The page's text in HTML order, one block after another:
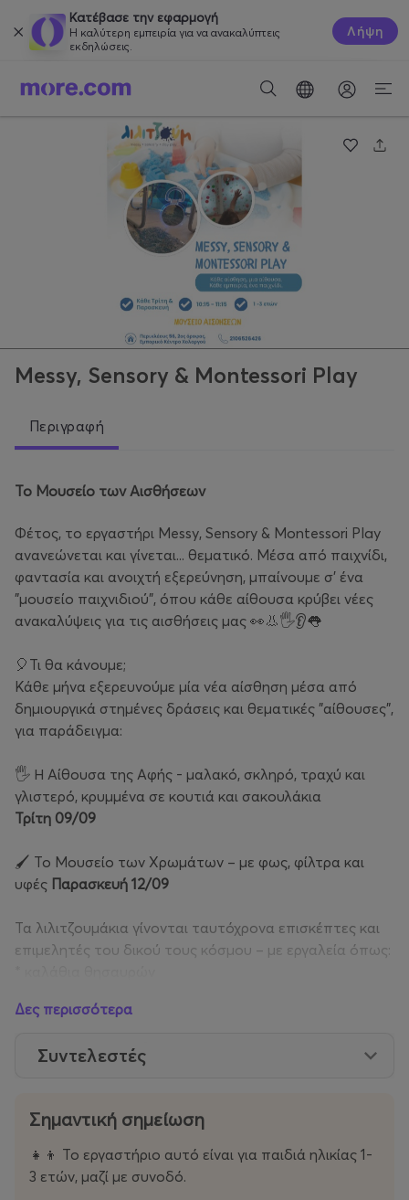
Κατέβασε την εφαρμογή
Η καλύτερη εμπειρία για να ανακαλύπτεις
εκδηλώσεις.
Λήψη
Messy, Sensory & Montessori Play
Περιγραφή
Το Μουσείο των Αισθήσεων
Φέτος, το εργαστήρι Messy, Sensory & Montessori Play
ανανεώνεται και γίνεται... θεματικό. Μέσα από παιχνίδι,
φαντασία και ανοιχτή εξερεύνηση, μπαίνουμε σ’ ένα
"μουσείο παιχνιδιού", όπου κάθε αίθουσα κρύβει νέες
ανακαλύψεις για τις αισθήσεις μας 👀👃🖐👂👅
🎈Τι θα κάνουμε;
Κάθε μήνα εξερευνούμε μία νέα αίσθηση μέσα από
δημιουργικά στημένες δράσεις και θεματικές "αίθουσες",
για παράδειγμα:
🖐 Η Αίθουσα της Αφής - μαλακό, σκληρό, τραχύ και
γλιστερό, κρυμμένα σε κουτιά και σακουλάκια
Τρίτη 09/09
🖌 Το Μουσείο των Χρωμάτων – με φως, φίλτρα και
υφές Παρασκευή 12/09
Τα λιλιτζουμάκια γίνονται ταυτόχρονα επισκέπτες και
επιμελητές του δικού τους κόσμου – με εργαλεία όπως:
* φυσικά & μοντεσσοριανά υλικά
* και φυσικά... χώμα, άμμος, πλαστελίνες, ρύζι, νερό και
Οι ομάδες μας είναι μικρές και ζεστές.
Τηλ. επικοινωνίας: 2106526426
email: info@lilitzoum.gr
Δες περισσότερα
Συντελεστές
Σημαντική σημείωση
👧👦 Το εργαστήριο αυτό είναι για παιδιά ηλικίας 1-
3 ετών, μαζί με συνοδό.